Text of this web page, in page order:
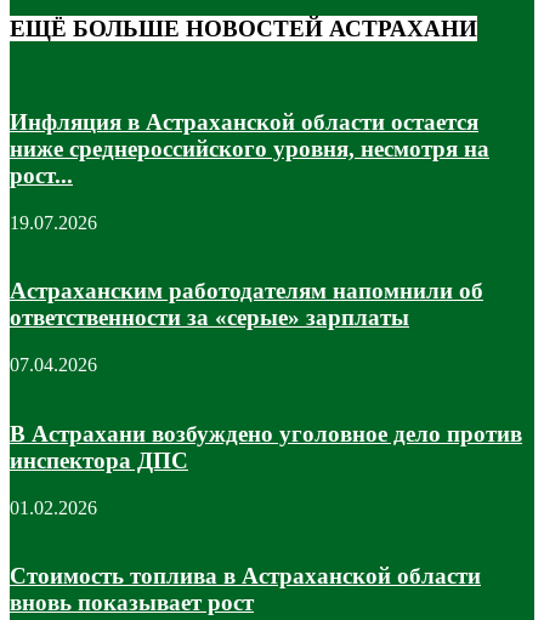
ЕЩЁ БОЛЬШЕ НОВОСТЕЙ АСТРАХАНИ
Инфляция в Астраханской области остается
ниже среднероссийского уровня, несмотря на
рост...
19.07.2026
Астраханским работодателям напомнили об
ответственности за «серые» зарплаты
07.04.2026
В Астрахани возбуждено уголовное дело против
инспектора ДПС
01.02.2026
Стоимость топлива в Астраханской области
вновь показывает рост